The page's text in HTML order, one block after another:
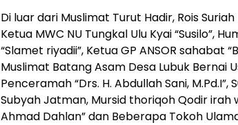
Di luar dari Muslimat Turut Hadir, Rois Suriah
Ketua MWC NU Tungkal Ulu Kyai “Susilo”,
“Slamet riyadii”, Ketua GP ANSOR sahabat
Muslimat Batang Asam Desa Lubuk Bernai
Penceramah “Drs. H. Abdullah Sani, M.Pd.I”,
Subyah Jatman, Mursid thoriqoh Qodir irah
Ahmad Dahlan” dan Beberapa Tokoh